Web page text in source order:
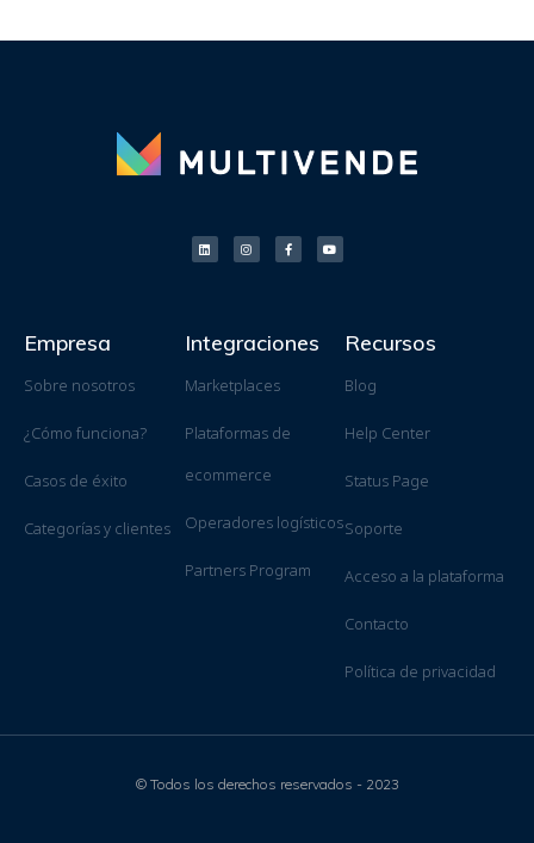
Empresa
Sobre nosotros
¿Cómo funciona?
Casos de éxito
Categorías y clientes
Integraciones
Marketplaces
Plataformas de
ecommerce
Operadores logísticos
Partners Program
Recursos
Blog
Help Center
Status Page
Soporte
Acceso a la plataforma
Contacto
Política de privacidad
© Todos los derechos reservados - 2023